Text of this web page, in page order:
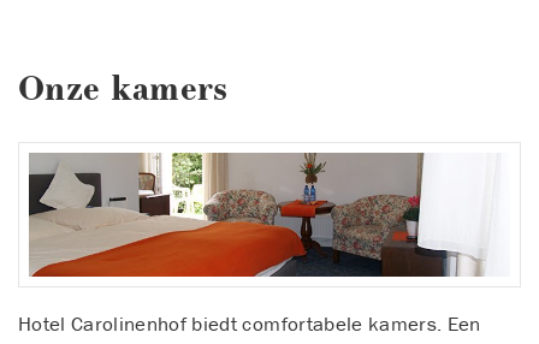
Onze kamers
Hotel Carolinenhof biedt comfortabele kamers. Een